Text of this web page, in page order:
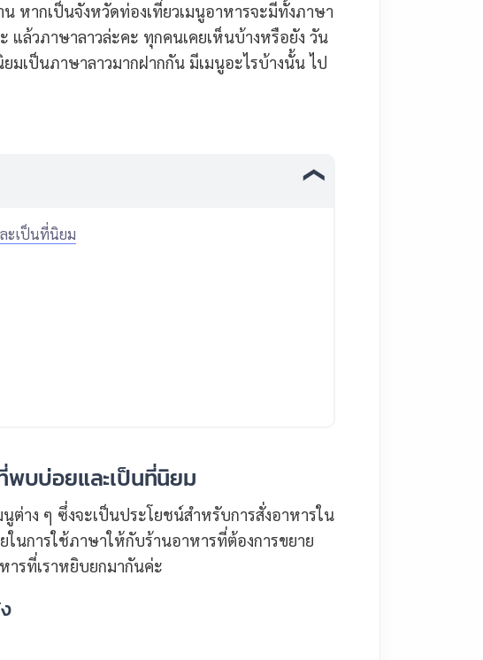
หากเป็นจังหวัดท่องเที่ยวเมนูอาหารจะมีทั้งภาษา
แล้วภาษาลาวล่ะคะ ทุกคนเคยเห็นบ้างหรือยัง วัน
เป็นภาษาลาวมากฝากกัน มีเมนูอะไรบ้างนั้น ไป
ะเป็นที่นิยม
พบบ่อยและเป็นที่นิยม
ต่าง ๆ ซึ่งจะเป็นประโยชน์สำหรับการสั่งอาหารใน
นการใช้ภาษาให้กับร้านอาหารที่ต้องการขยาย
ารที่เราหยิบยกมากันค่ะ